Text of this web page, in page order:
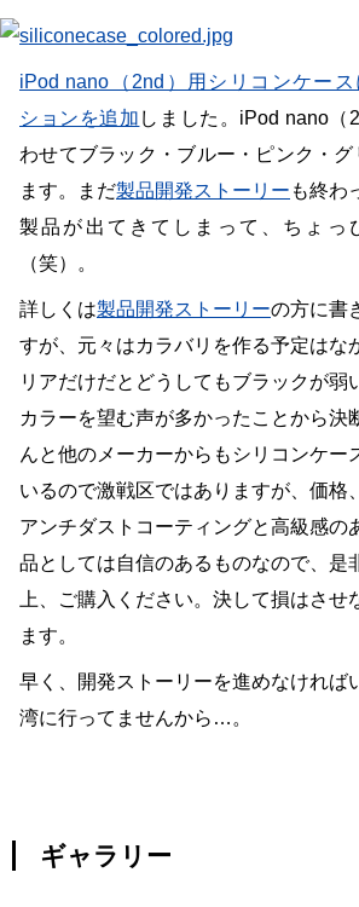
iPod nano（2nd）用シリコンケー
ションを追加 しました。iPod nano（
わせてブラック・ブルー・ピンク・グ
ます。まだ製品開発ストーリー も終わ
製品が出てきてしまって、ちょっ
（笑）。
詳しくは製品開発ストーリーの方に書
すが、元々はカラバリを作る予定はな
リアだけだとどうしてもブラックが弱
カラーを望む声が多かったことから決
んと他のメーカーからもシリコンケー
いるので激戦区ではありますが、価格
アンチダストコーティングと高級感の
品としては自信のあるものなので、是
上、ご購入ください。決して損はさせ
ます。
早く、開発ストーリーを進めなけれ
湾に行ってませんから…。
ギャラリー